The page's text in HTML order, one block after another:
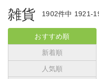
雑貨 1902件中 1921-
おすすめ順
新着順
人気順